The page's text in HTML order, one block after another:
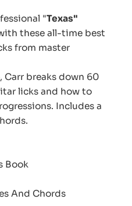
"Texas"
these all-time best
from master
Carr breaks down 60
licks and how to
Includes a
Book
And Chords